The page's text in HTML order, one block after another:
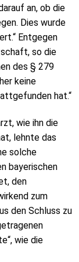
an, ob die
Dies wurde
Entgegen
so die
des § 279
keine
hat.“
wie ihn die
lehnte das
solche
bayerischen
den
zum
den Schluss zu
wie die